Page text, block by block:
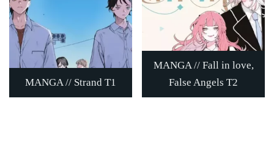
MANGA // Strand T1
MANGA // Fall in love,
False Angels T2